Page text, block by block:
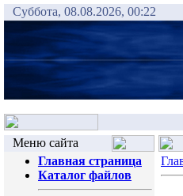
Суббота, 08.08.2026, 00:22
Меню сайта
Главная страница
Каталог файлов